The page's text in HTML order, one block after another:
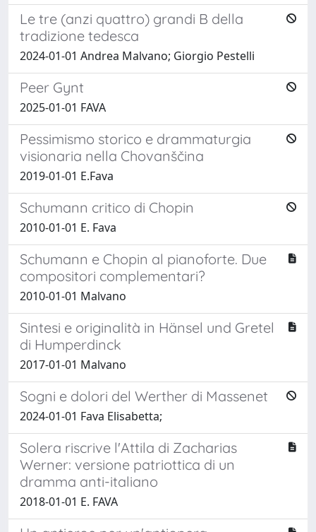
Le tre (anzi quattro) grandi B della
tradizione tedesca
2024-01-01 Andrea Malvano; Giorgio Pestelli
Peer Gynt
2025-01-01 FAVA
Pessimismo storico e drammaturgia
visionaria nella Chovanščina
2019-01-01 E.Fava
Schumann critico di Chopin
2010-01-01 E. Fava
Schumann e Chopin al pianoforte. Due
compositori complementari?
2010-01-01 Malvano
Sintesi e originalità in Hänsel und Gretel
di Humperdinck
2017-01-01 Malvano
Sogni e dolori del Werther di Massenet
2024-01-01 Fava Elisabetta;
Solera riscrive l'Attila di Zacharias
Werner: versione patriottica di un
dramma anti-italiano
2018-01-01 E. FAVA